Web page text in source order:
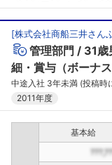
[株式会社商船三井さん
管理部門 31歳
細・賞与（ボーナス
中途入社 3年未満 (投稿時
2011年度
基本給